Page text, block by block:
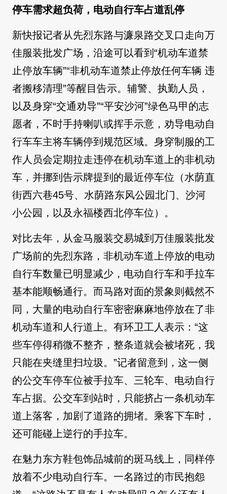
停车需求超负荷，电动自行车占道乱停
新快报记者从先烈东路与濂泉路交叉口走向万
佳服装批发广场，沿途可以看到“机动车道禁
止停放车辆”“非机动车道禁止停放任何车辆 违
者搬移清理”等醒目告示。辅警、执勤人员，
以及身穿“交通劝导”“平安沙河”绿色马甲的志
愿者，不时手持喇叭或挥手示意，劝导电动自
行车车主将车辆停到规范区域。身穿制服的工
作人员会定期拉走违停在机动车道上的非机动
车，并挪到告示牌提到的最近停车位（水荫直
街西六巷45号、水荫路东风公园北门、沙河
小公园，以及永福楼西北停车位）。
对比去年，从金马服装交易城到万佳服装批发
广场前的先烈东路，非机动车道上停放的电动
自行车数量已明显减少，电动自行车和手拉车
基本能顺畅通行。而马路对面的景象则截然不
同，大量的电动自行车密密麻麻地停放在了非
机动车道和人行道上。有环卫工人表示：“这
些车停得稍微不整齐，整条道就会被堵死，我
只能在夹缝里扫垃圾。”记者留意到，这一侧
的公交车停车位被手拉车、三轮车、电动自行
车占据。公交车到站时，只能挤占一条机动车
道上落客，加剧了道路的拥堵。乘客下车时，
还可能碰上逆行的手拉车。
在魅力东方鞋包饰品城前的斑马线上，同样停
放着不少电动自行车。一名路过的市民抱怨